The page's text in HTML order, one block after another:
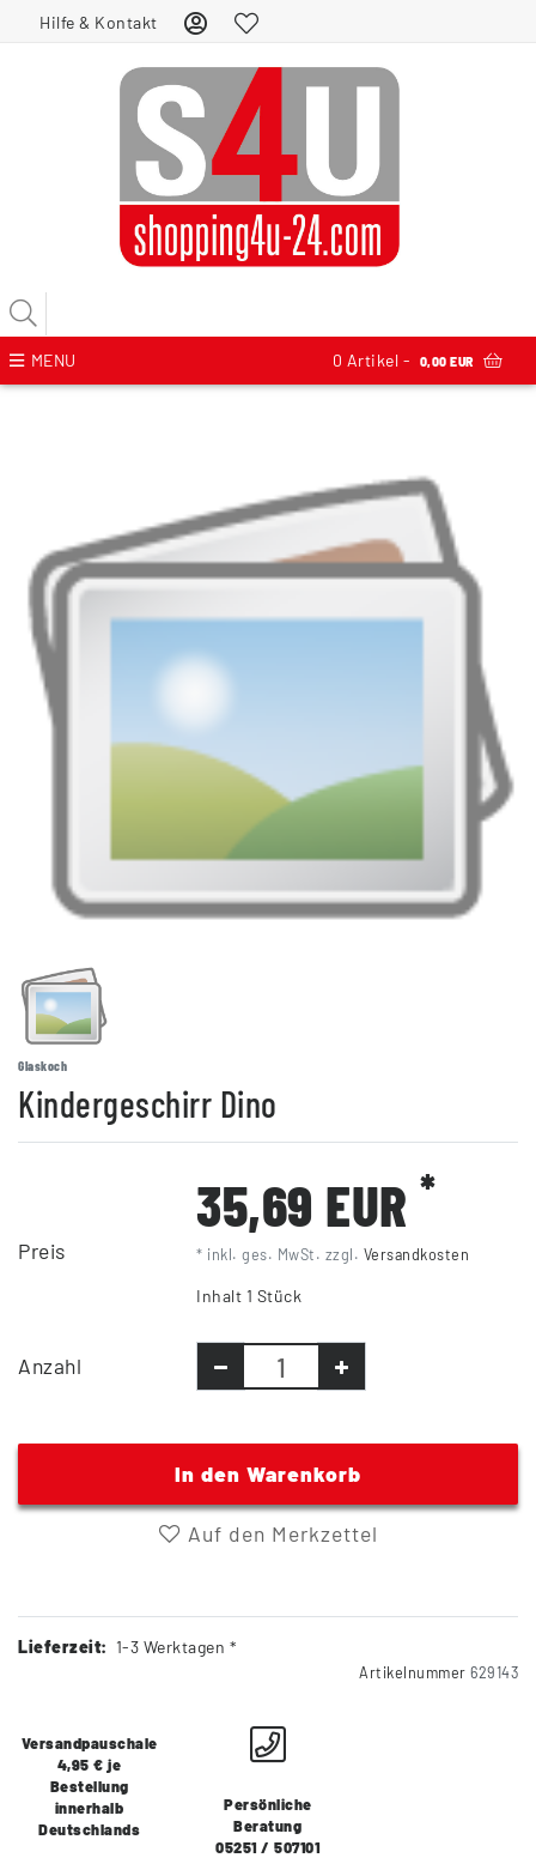
Hilfe & Kontakt
MENU 0 Artikel - 0,00 EUR
Glaskoch
Kindergeschirr Dino
Preis
35,69 EUR*
* inkl. ges. MwSt. zzgl. Versandkosten
Inhalt 1 Stück
Anzahl
In den Warenkorb
Auf den Merkzettel
Lieferzeit: 1-3 Werktagen *
Artikelnummer 629143
Versandpauschale
4,95 € je
Bestellung
innerhalb
Deutschlands
Persönliche
Beratung
05251 / 507101